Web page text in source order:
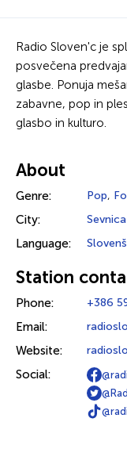
Radio Sloven'c je
posvečena
glasbe. Ponuja
zabavne, pop in
glasbo in kulturo.
About
Genre: Pop,
City: Sevnica
Language:
Station
Phone: +386
Email:
Website:
Social: